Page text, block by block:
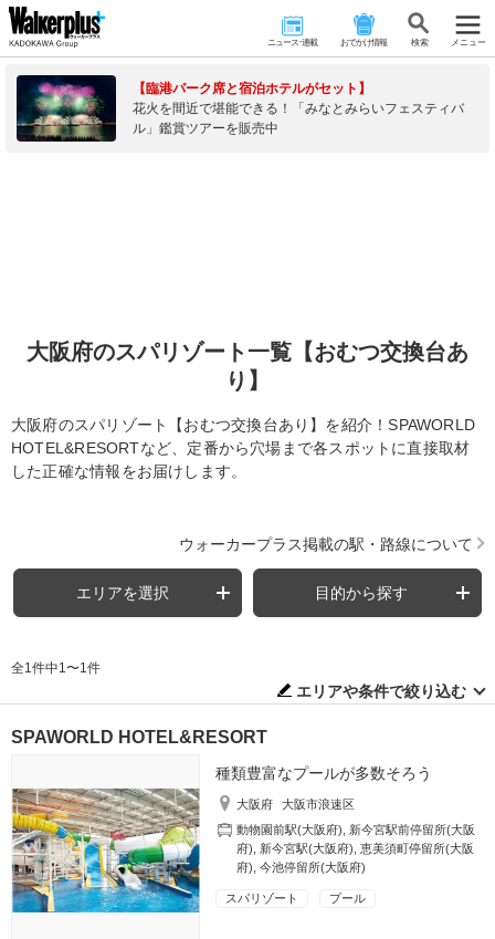
ニュース･連載 おでかけ情報 検 索 メニュー
【臨港パーク席と宿泊ホテルがセット】
花火を間近で堪能できる！「みなとみらいフェスティバ
ル」鑑賞ツアーを販売中
大阪府のスパリゾート一覧【おむつ交換台あ
り】
大阪府のスパリゾート【おむつ交換台あり】を紹介！SPAWORLD
HOTEL&RESORTなど、定番から穴場まで各スポットに直接取材
した正確な情報をお届けします。
ウォーカープラス掲載の駅・路線について
エリアを選択 目的から探す
全1件中1〜1件
エリアや条件で絞り込む
SPAWORLD HOTEL&RESORT
種類豊富なプールが多数そろう
大阪府
大阪市浪速区
動物園前駅(大阪府)
新今宮駅前停留所(大阪
府)
新今宮駅(大阪府) ,恵美須町停留所(大阪
府) ,今池停留所(大阪府)
スパリゾート プール